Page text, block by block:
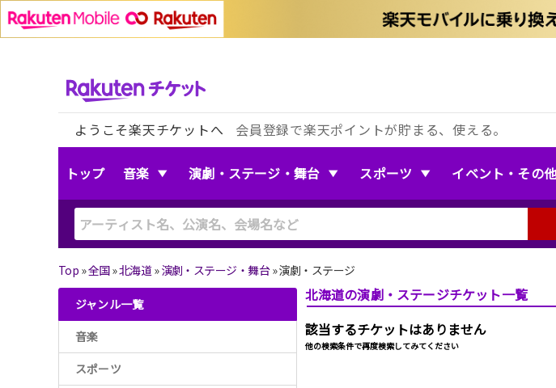
ようこそ楽天チケットへ 会員登録で楽天ポイントが貯まる、使える。
トップ 音楽 演劇・ステージ・舞台 スポーツ イベント・その
Top »全国»北海道»演劇・ステージ・舞台»演劇・ステージ
ジャンル一覧
音楽
スポーツ
北海道の演劇・ステージチケット一覧
該当するチケットはありません
他の検索条件で再度検索してみてください